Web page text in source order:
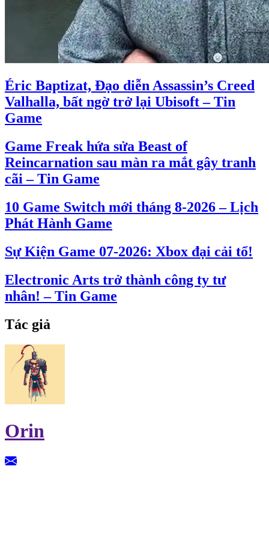
Éric Baptizat, Đạo diễn Assassin’s Creed
Valhalla, bất ngờ trở lại Ubisoft – Tin
Game
Game Freak hứa sửa Beast of
Reincarnation sau màn ra mắt gây tranh
cãi – Tin Game
10 Game Switch mới tháng 8-2026 – Lịch
Phát Hành Game
Sự Kiện Game 07-2026: Xbox đại cải tổ!
Electronic Arts trở thành công ty tư
nhân! – Tin Game
Tác giả
Orin